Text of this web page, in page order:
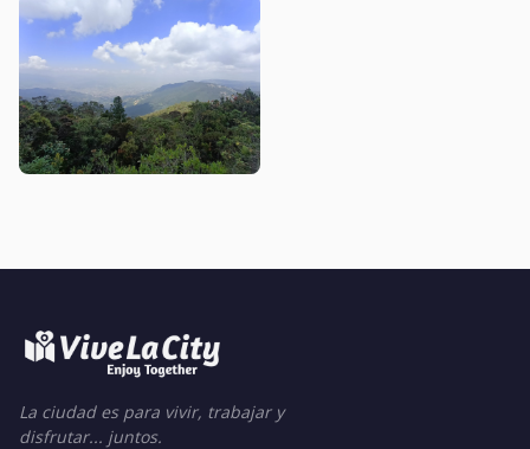
La ciudad es para vivir, trabajar y
disfrutar... juntos.